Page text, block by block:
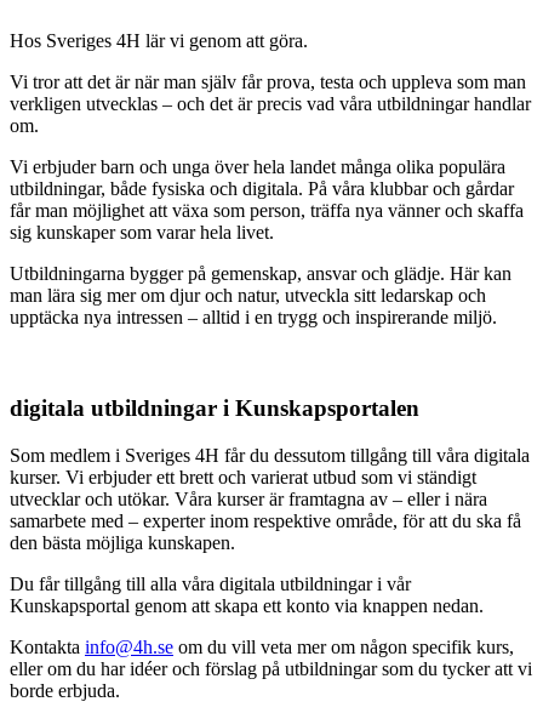
Hos Sveriges 4H lär vi genom att göra.
Vi tror att det är när man själv får prova, testa och uppleva som man
verkligen utvecklas – och det är precis vad våra utbildningar handlar
om.
Vi erbjuder barn och unga över hela landet många olika populära
utbildningar, både fysiska och digitala. På våra klubbar och gårdar
får man möjlighet att växa som person, träffa nya vänner och skaffa
sig kunskaper som varar hela livet.
Utbildningarna bygger på gemenskap, ansvar och glädje. Här kan
man lära sig mer om djur och natur, utveckla sitt ledarskap och
upptäcka nya intressen – alltid i en trygg och inspirerande miljö.
digitala utbildningar i Kunskapsportalen
Som medlem i Sveriges 4H får du dessutom tillgång till våra digitala
kurser. Vi erbjuder ett brett och varierat utbud som vi ständigt
utvecklar och utökar. Våra kurser är framtagna av – eller i nära
samarbete med – experter inom respektive område, för att du ska få
den bästa möjliga kunskapen.
Du får tillgång till alla våra digitala utbildningar i vår
Kunskapsportal genom att skapa ett konto via knappen nedan.
Kontakta info@4h.se om du vill veta mer om någon specifik kurs,
eller om du har idéer och förslag på utbildningar som du tycker att vi
borde erbjuda.